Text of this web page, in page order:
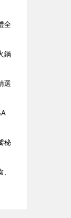
全
鍋
選
秘